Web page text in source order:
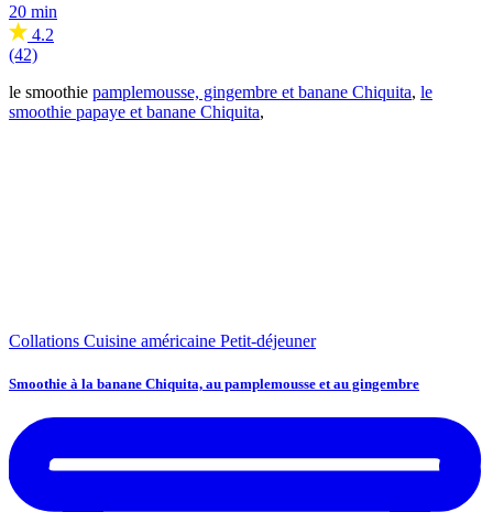
20 min
4.2
(42)
le smoothie pamplemousse, gingembre et banane Chiquita, le
smoothie papaye et banane Chiquita,
Collations Cuisine américaine Petit-déjeuner
Smoothie à la banane Chiquita, au pamplemousse et au gingembre